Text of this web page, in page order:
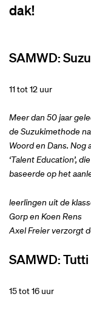
dak!
SAMWD:
11 tot 12 uur
Meer dan 50 jaar
de Suzukimethode
Woord en Dans.
‘Talent Education’,
baseerde op het
leerlingen uit de
Gorp en Koen Rens
Axel Freier verzorgt
SAMWD:
15 tot 16 uur